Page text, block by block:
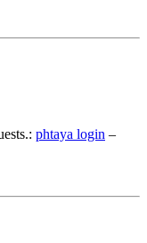
phtaya login –